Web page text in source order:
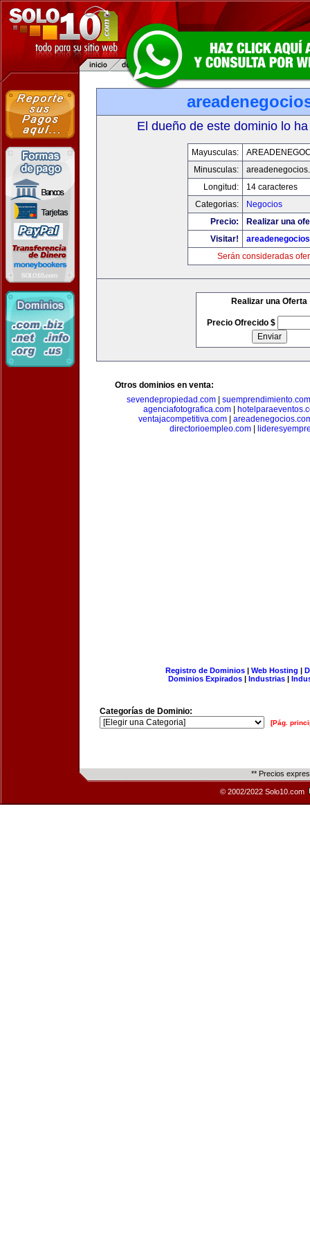
El dueño de este dominio lo
Mayusculas:
Minusculas:
Longitud:
14 caracteres
Categorias:
Negocios
Precio:
Realizar una
Visitar!
Serán consideradas
Realizar una Oferta
Precio Ofrecido $
Otros dominios en venta:
sevendepropiedad.com| suemprendimiento.com
agenciafotografica.com|
ventajacompetitiva.com
directorioempleo.com|
Registro de Dominios| Web Hosting |
Dominios Expirados | Industrias |
Categorías de Dominio:
[Pág.
** Precios
© 2002/2022 Solo10.com